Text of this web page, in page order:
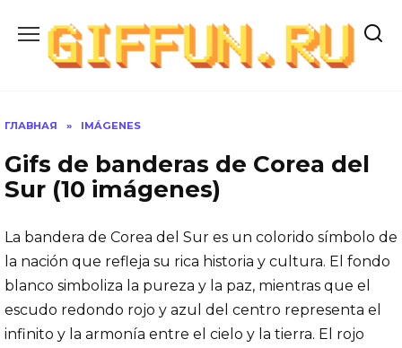
содержанию
ГЛАВНАЯ » IMÁGENES
Gifs de banderas de Corea del
Sur (10 imágenes)
La bandera de Corea del Sur es un colorido símbolo de
la nación que refleja su rica historia y cultura. El fondo
blanco simboliza la pureza y la paz, mientras que el
escudo redondo rojo y azul del centro representa el
infinito y la armonía entre el cielo y la tierra. El rojo